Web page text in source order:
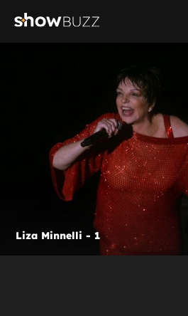
Liza Minnelli - 1